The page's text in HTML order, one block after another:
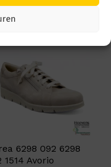
€219,95
6298 092 6298
1514 Avorio